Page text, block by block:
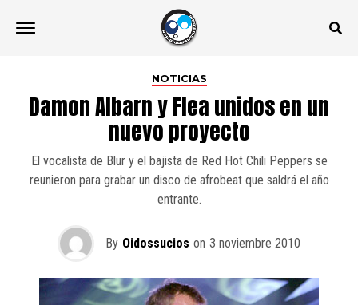
NOTICIAS
Damon Albarn y Flea unidos en un
nuevo proyecto
El vocalista de Blur y el bajista de Red Hot Chili Peppers se
reunieron para grabar un disco de afrobeat que saldrá el año
entrante.
By Oidossucios on 3 noviembre 2010